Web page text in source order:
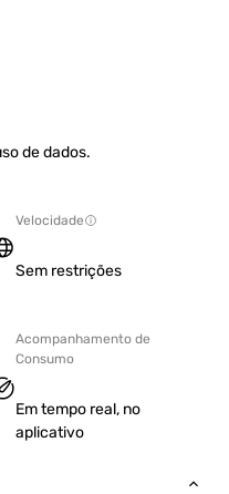
de dados.
Velocidade
Sem restrições
Acompanhamento de
Consumo
Em tempo real, no
aplicativo